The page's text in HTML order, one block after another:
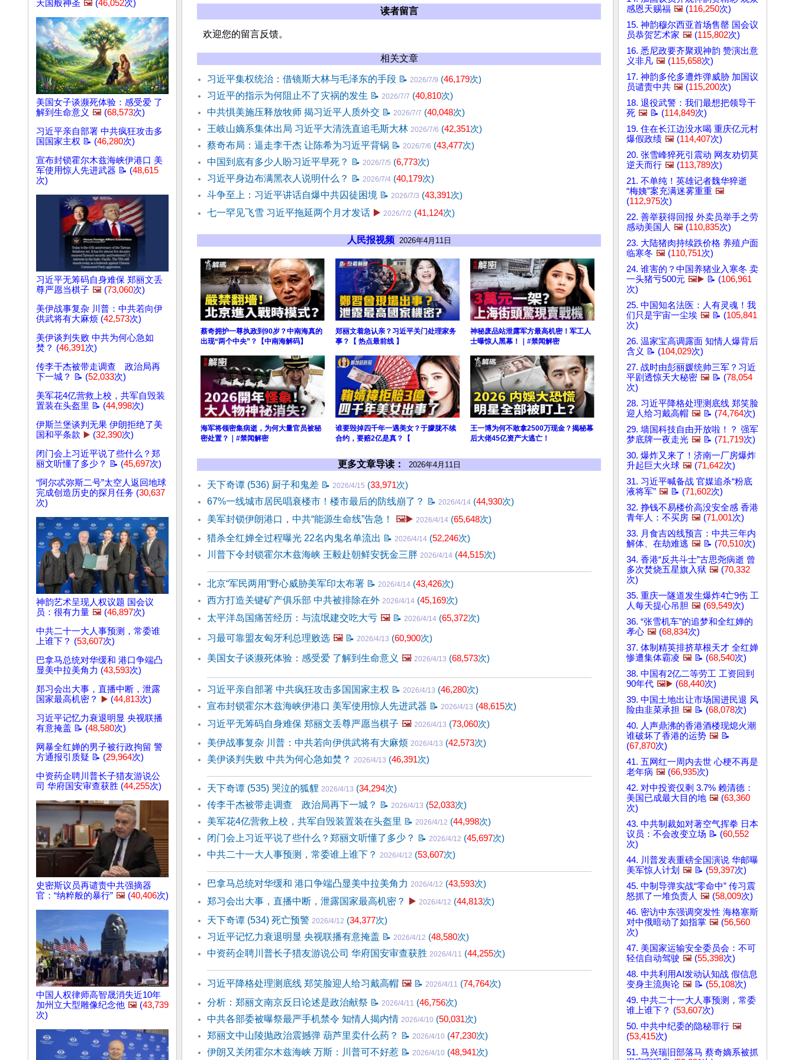
天国般神圣 🖼️ (46,052次)
美国女子谈濒死体验：感受爱 了
解到生命意义 🖼️ (68,573次)
习近平亲自部署 中共疯狂攻击多
国国家主权 📝 (46,280次)
宣布封锁霍尔木兹海峡伊港口 美
军使用惊人先进武器 📝 (48,615
次)
习近平无筹码自身难保 郑丽文丢
尊严愿当棋子 🖼️ (73,060次)
美伊战事复杂 川普：中共若向伊
供武将有大麻烦 (42,573次)
美伊谈判失败 中共为何心急如
焚？ (46,391次)
传李干杰被带走调查 政治局再
下一城？ 📝 (52,033次)
美军花4亿营救上校，共军自毁装
置装在头盔里 📝 (44,998次)
伊斯兰堡谈判无果 伊朗拒绝了美
国和平条款 ▶️ (32,390次)
闭门会上习近平说了些什么？郑
丽文听懂了多少？ 📝 (45,697次)
“阿尔忒弥斯二号”太空人返回地球
完成创造历史的探月任务 (30,637
次)
神韵艺术呈现人权议题 国会议
员：很有力量 🖼️ (46,897次)
中共二十一大人事预测，常委谁
上谁下？ (53,607次)
巴拿马总统对华缓和 港口争端凸
显美中拉美角力 (43,593次)
郑习会出大事，直播中断，泄露
国家最高机密？
▶️ (44,813次)
习近平记忆力衰退明显 央视联播
有意掩盖 📝 (48,580次)
网暴全红婵的男子被行政拘留 警
方通报引质疑 📝 (29,964次)
中资药企聘川普长子猎友游说公
司 华府国安审查获胜 (44,255次)
史密斯议员再谴责中共强摘器
官：“纳粹般的暴行” 🖼️ (40,406次)
中国人权律师高智晟消失近10年
加州立大型雕像纪念他 🖼️ (43,739
次)
读者留言
欢迎您的留言反馈。
相关文章
习近平集权统治：借镜斯大林与毛泽东的手段 📝 2026/7/9 (46,179次)
习近平的指示为何阻止不了灾祸的发生 📝 2026/7/7 (40,810次)
中共惧美施压释放牧师 揭习近平人质外交 📝 2026/7/7 (40,048次)
王岐山嫡系集体出局 习近平大清洗直追毛斯大林 2026/7/6 (42,351次)
蔡奇布局：逼走李干杰 让陈希为习近平背锅 📝 2026/7/6 (43,477次)
中国到底有多少人盼习近平早死？ 📝 2026/7/5 (6,773次)
习近平身边布满黑衣人说明什么？ 📝 2026/7/4 (40,179次)
斗争至上：习近平讲话自爆中共囚徒困境 📝 2026/7/3 (43,391次)
七一罕见飞雪 习近平拖延两个月才发话 ▶️ 2026/7/2 (41,124次)
人民报视频 2026年4月11日
蔡奇拥护一尊执政到90岁？中南海真的
出现“两个中央”？【中南海解码】
郑丽文着急认亲？习近平关门处理家务
事？【 热点最前线 】
神秘废品站泄露军方最高机密！军工人
士曝惊人黑幕！｜#禁闻解密
海军将领密集病逝，为何大量官员被秘
密处置？｜#禁闻解密
谁要毁掉四千年一遇美女？于朦胧不续
合约，要赔2亿是真？【
王一博为何不敢拿2500万现金？揭秘幕
后大佬45亿资产大逃亡！
更多文章导读： 2026年4月11日
天下奇谭 (536) 厨子和鬼差 📝 2026/4/15 (33,971次)
67%一线城市居民唱衰楼市！楼市最后的防线崩了？ 📝 2026/4/14 (44,930次)
美军封锁伊朗港口，中共“能源生命线”告急！
🖼️▶️ 2026/4/14 (65,648次)
猎杀全红婵全过程曝光 22名内鬼名单流出 📝 2026/4/14 (52,246次)
川普下令封锁霍尔木兹海峡 王毅赴朝鲜安抚金三胖 2026/4/14 (44,515次)
北京“军民两用”野心威胁美军印太布署 📝 2026/4/14 (43,426次)
西方打造关键矿产俱乐部 中共被排除在外 2026/4/14 (45,169次)
太平洋岛国痛苦经历：与流氓建交吃大亏 🖼️ 📝 2026/4/14 (65,372次)
习最可靠盟友匈牙利总理败选 🖼️ 📝 2026/4/13 (60,900次)
美国女子谈濒死体验：感受爱 了解到生命意义 🖼️ 2026/4/13 (68,573次)
习近平亲自部署 中共疯狂攻击多国国家主权 📝 2026/4/13 (46,280次)
宣布封锁霍尔木兹海峡伊港口 美军使用惊人先进武器 📝 2026/4/13 (48,615次)
习近平无筹码自身难保 郑丽文丢尊严愿当棋子 🖼️ 2026/4/13 (73,060次)
美伊战事复杂 川普：中共若向伊供武将有大麻烦 2026/4/13 (42,573次)
美伊谈判失败 中共为何心急如焚？ 2026/4/13 (46,391次)
天下奇谭 (535) 哭泣的狐貍 2026/4/13 (34,294次)
传李干杰被带走调查 政治局再下一城？ 📝 2026/4/13 (52,033次)
美军花4亿营救上校，共军自毁装置装在头盔里 📝 2026/4/12 (44,998次)
闭门会上习近平说了些什么？郑丽文听懂了多少？ 📝 2026/4/12 (45,697次)
中共二十一大人事预测，常委谁上谁下？ 2026/4/12 (53,607次)
巴拿马总统对华缓和 港口争端凸显美中拉美角力 2026/4/12 (43,593次)
郑习会出大事，直播中断，泄露国家最高机密？ ▶️ 2026/4/12 (44,813次)
天下奇谭 (534) 死亡预警 2026/4/12 (34,377次)
习近平记忆力衰退明显 央视联播有意掩盖 📝 2026/4/12 (48,580次)
中资药企聘川普长子猎友游说公司 华府国安审查获胜 2026/4/11 (44,255次)
习近平降格处理测底线 郑笑脸迎人给习戴高帽 🖼️ 📝 2026/4/11 (74,764次)
分析：郑丽文南京反日论述是政治献祭 📝 2026/4/11 (46,756次)
中共各部委被曝祭最严手机禁令 知情人揭内情 2026/4/10 (50,031次)
郑丽文中山陵抛政治震撼弹 葫芦里卖什么药？ 📝 2026/4/10 (47,230次)
伊朗又关闭霍尔木兹海峡 万斯：川普可不好惹 📝 2026/4/10 (48,941次)
感恩天赐福 🖼️ (116,250次)
15. 神韵穆尔西亚首场售罄 国会议
员恭贺艺术家 🖼️ (115,802次)
16. 悉尼政要齐聚观神韵 赞演出意
义非凡 🖼️ (115,658次)
17. 神韵多伦多遭炸弹威胁 加国议
员谴责中共 🖼️ (115,200次)
18. 退役武警：我们最想把领导干
死 🖼️ 📝 (114,849次)
19. 住在长江边没水喝 重庆亿元村
爆假政绩 🖼️ (114,407次)
20. 张雪峰猝死引震动 网友劝切莫
逆天而行 🖼️ (113,789次)
21. 不单纯！英雄记者魏华猝逝
“梅姨”案充满迷雾重重 🖼️
(112,975次)
22. 善举获得回报 外卖员举手之劳
感动美国人 🖼️ (110,835次)
23. 大陆猪肉持续跌价格 养殖户面
临寒冬 🖼️ (110,751次)
24. 谁害的？中国养猪业入寒冬 卖
一头猪亏500元 🖼️▶️ 📝 (106,961
次)
25. 中国知名法医：人有灵魂！我
们只是宇宙一尘埃 🖼️ 📝 (105,841
次)
26. 温家宝高调露面 知情人爆背后
含义 📝 (104,029次)
27. 战时由彭丽媛统帅三军？习近
平剧透惊天大秘密 🖼️ 📝 (78,054
次)
28. 习近平降格处理测底线 郑笑脸
迎人给习戴高帽 🖼️ 📝 (74,764次)
29. 墙国科技自由开放啦！？ 强军
梦底牌一夜走光 🖼️ 📝 (71,719次)
30. 爆炸又来了！济南一厂房爆炸
升起巨大火球 🖼️ (71,642次)
31. 习近平喊备战 官媒追杀“粉底
液将军” 🖼️ 📝 (71,602次)
32. 挣钱不易楼价高没安全感 香港
青年人：不买房 🖼️ (71,001次)
33. 月食吉凶线预言：中共三年内
解体、在劫难逃 🖼️ 📝 (70,510次)
34. 香港“反共斗士”古思尧病逝 曾
多次焚烧五星旗入狱 🖼️ (70,332
次)
35. 重庆一隧道发生爆炸4亡9伤 工
人每天提心吊胆 🖼️ (69,549次)
36. “张雪机车”的追梦和全红婵的
孝心 🖼️ (68,834次)
37. 体制精英排挤草根天才 全红婵
惨遭集体霸凌 🖼️ 📝 (68,540次)
38. 中国有2亿二等劳工 工资回到
90年代 🖼️▶️ (68,440次)
39. 中国土地出让市场国进民退 风
险由韭菜承担 🖼️ 📝 (68,078次)
40. 人声鼎沸的香港酒楼现熄火潮
谁破坏了香港的运势 🖼️ 📝
(67,870次)
41. 五网红一周内去世 心梗不再是
老年病 🖼️ (66,935次)
42. 对中投资仅剩 3.7% 赖清德：
美国已成最大目的地 🖼️ (63,360
次)
43. 中共制裁如对著空气挥拳 日本
议员：不会改变立场 📝 (60,552
次)
44. 川普发表重磅全国演说 华邮曝
美军惊人计划 🖼️ 📝 (59,397次)
45. 中制导弹实战“零命中” 传习震
怒抓了一堆负责人 🖼️ (58,009次)
46. 密访中东强调突发性 海格塞斯
对中俄暗动了如指掌 🖼️ (56,560
次)
47. 美国家运输安全委员会：不可
轻信自动驾驶 🖼️ (55,398次)
48. 中共利用AI发动认知战 假信息
变身主流舆论 🖼️ 📝 (55,108次)
49. 中共二十一大人事预测，常委
谁上谁下？ (53,607次)
50. 中共中纪委的隐秘罪行 🖼️
(53,415次)
51. 马兴瑞旧部落马 蔡奇嫡系被抓